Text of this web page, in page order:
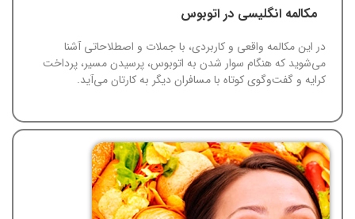
مکالمه انگلیسی در اتوبوس
در این مکالمه واقعی و کاربردی، با جملات و اصطلاحاتی آشنا
می‌شوید که هنگام سوار شدن به اتوبوس، پرسیدن مسیر، پرداخت
کرایه و گفت‌وگوی کوتاه با مسافران دیگر به کارتان می‌آید.